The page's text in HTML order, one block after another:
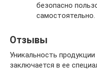
безопасно
самостоятельно.
Отзывы
Уникальность
заключается в ее